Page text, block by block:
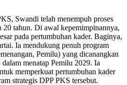
Swandi telah menempuh proses
20 tahun. Di awal kepemimpinannya,
pada pertumbuhan kader. Baginya,
Ia mendukung penuh program
Pemilu) yang dicanangkan
menatap Pemilu 2029. Ia
memperkuat pertumbuhan kader
strategis DPP PKS tersebut.